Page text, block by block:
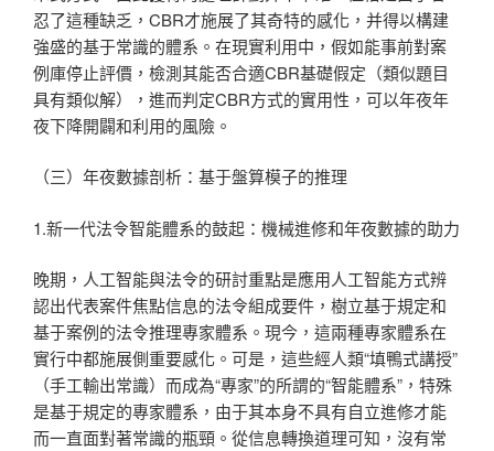
忍了這種缺乏，CBR才施展了其奇特的感化，并得以構建
強盛的基于常識的體系。在現實利用中，假如能事前對案
例庫停止評價，檢測其能否合適CBR基礎假定（類似題目
具有類似解），進而判定CBR方式的實用性，可以年夜年
夜下降開闢和利用的風險。
（三）年夜數據剖析：基于盤算模子的推理
1.新一代法令智能體系的鼓起：機械進修和年夜數據的助力
晚期，人工智能與法令的研討重點是應用人工智能方式辨
認出代表案件焦點信息的法令組成要件，樹立基于規定和
基于案例的法令推理專家體系。現今，這兩種專家體系在
實行中都施展側重要感化。可是，這些經人類“填鴨式講授”
（手工輸出常識）而成為“專家”的所謂的“智能體系”，特殊
是基于規定的專家體系，由于其本身不具有自立進修才能
而一直面對著常識的瓶頸。從信息轉換道理可知，沒有常